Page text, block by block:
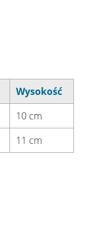
Wysokość
10 cm
11 cm